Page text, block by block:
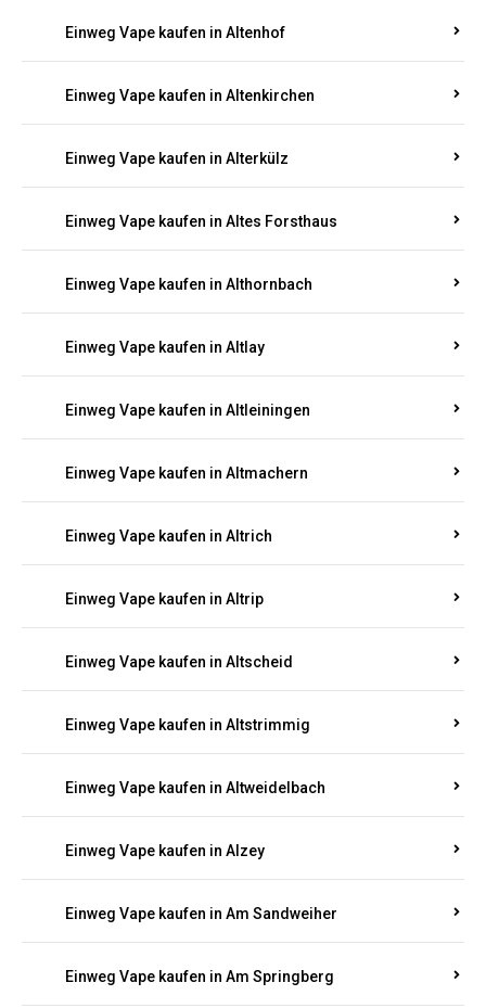
Einweg Vape kaufen in Altenhof
Einweg Vape kaufen in Altenkirchen
Einweg Vape kaufen in Alterkülz
Einweg Vape kaufen in Altes Forsthaus
Einweg Vape kaufen in Althornbach
Einweg Vape kaufen in Altlay
Einweg Vape kaufen in Altleiningen
Einweg Vape kaufen in Altmachern
Einweg Vape kaufen in Altrich
Einweg Vape kaufen in Altrip
Einweg Vape kaufen in Altscheid
Einweg Vape kaufen in Altstrimmig
Einweg Vape kaufen in Altweidelbach
Einweg Vape kaufen in Alzey
Einweg Vape kaufen in Am Sandweiher
Einweg Vape kaufen in Am Springberg